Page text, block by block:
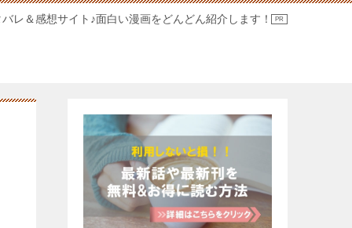
レ＆感想サイト♪面白い漫画をどんどん紹介します！